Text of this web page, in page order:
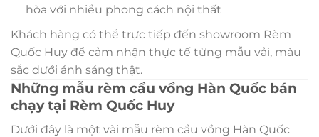
hòa với nhiều phong cách nội thất
Khách hàng có thể trực tiếp đến showroom Rèm
Quốc Huy để cảm nhận thực tế từng mẫu vải, màu
sắc dưới ánh sáng thật.
Những mẫu rèm cầu vồng Hàn Quốc bán
chạy tại Rèm Quốc Huy
Dưới đây là một vài mẫu rèm cầu vồng Hàn Quốc